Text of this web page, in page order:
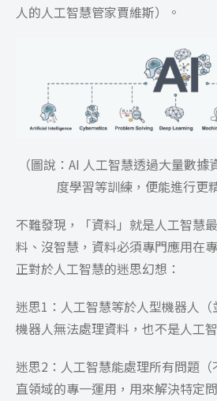
人的人工智慧管家賈維斯）。
（圖說：AI 人工智慧透過大量數
度學習等訓練，便能進行更
不難發現，「資料」就是人工智慧
料、沒智慧，資料必須專門應用在
正對於人工智慧的迷思幻想：
迷思1：人工智慧等於人型機器人
機器人無法處理資料，也不是人工智
迷思2：人工智慧能處理所有問題
直領域的專一運用，用來解決特定問